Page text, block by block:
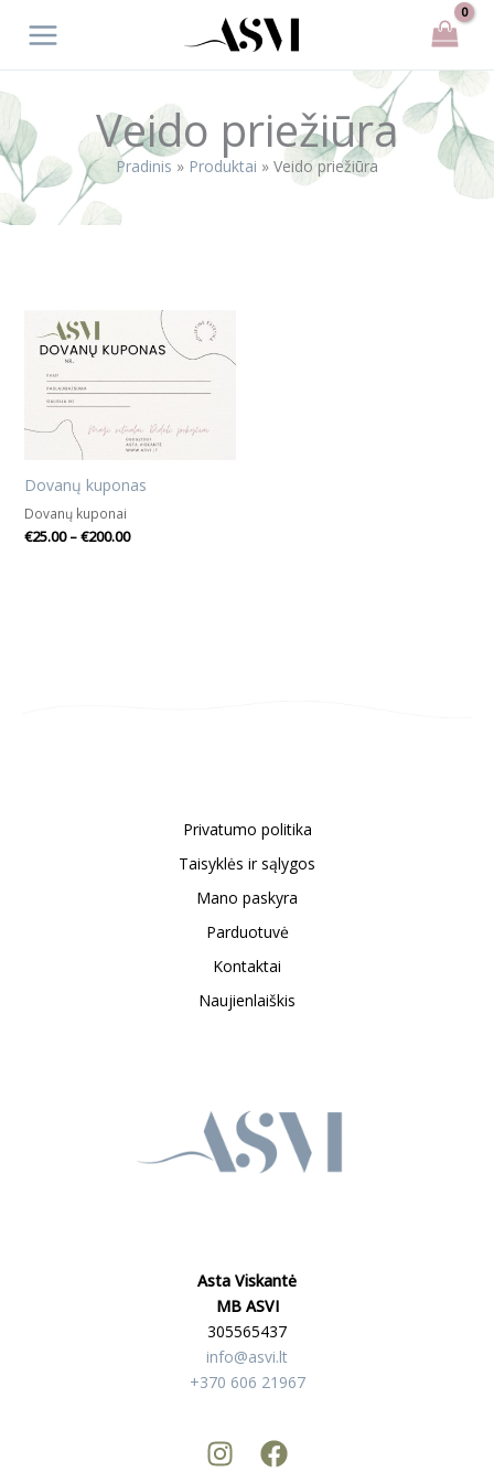
Veido priežiūra
Pradinis Produktai Veido priežiūra
Dovanų kuponas
Dovanų kuponai
€25.00 – €200.00
Price
range:
€25.00
€200.00
Privatumo politika
Taisyklės ir sąlygos
Mano paskyra
Parduotuvė
Kontaktai
Naujienlaiškis
Asta Viskantė
MB ASVI
305565437
info@asvi.lt
+370 606 21967